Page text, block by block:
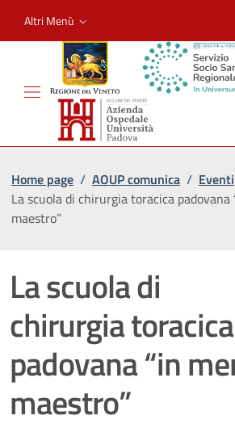
Altri Menù
Home page / AOUP comunica / Eventi
La scuola di chirurgia toracica padovana
maestro”
La scuola di
chirurgia toracica
padovana “in
maestro”